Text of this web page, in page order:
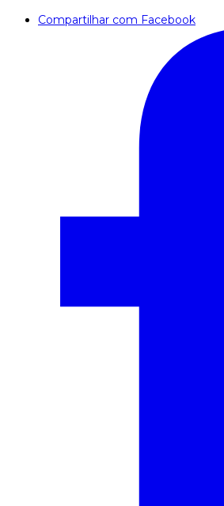
Compartilhar com Facebook